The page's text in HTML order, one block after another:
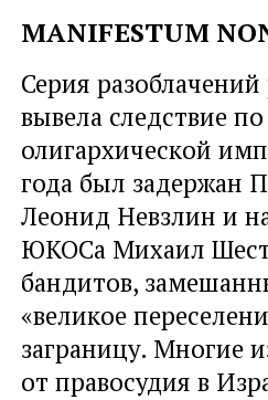
MANIFESTUM
Серия
вывела следствие
олигархической
года был задержан
Леонид Невзлин и
ЮКОСа Михаил
бандитов,
«великое
заграницу. Многие
от правосудия в